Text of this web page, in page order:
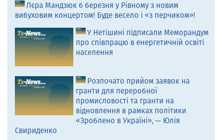
Лєра Мандзюк 6 березня у Рівному з новим
вибуховим концертом! Буде весело і «з перчиком»!
У Нетішині підписали Меморандум
про співпрацю в енергетичній освіті
населення
Розпочато прийом заявок на
гранти для переробної
промисловості та гранти на
відновлення в рамках політики
«Зроблено в Україні», — Юлія
Свириденко